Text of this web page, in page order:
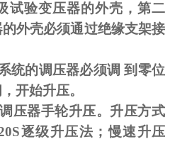
试验变压器的外壳，第二
外壳必须通过绝缘支架接
统的调压器必须调 到零位
开始升压。
压器手轮升压。升压方式
逐级升压法；慢速升压